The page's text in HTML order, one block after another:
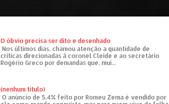
O óbvio precisa ser dito e desenhado
Nos últimos dias, chamou atenção a quantidade de
críticas direcionadas à coronel Cleide e ao secretário
Rogério Greco por demandas que, mui...
(nenhum título)
O anúncio de 5,4% feito por Romeu Zema é vendido por